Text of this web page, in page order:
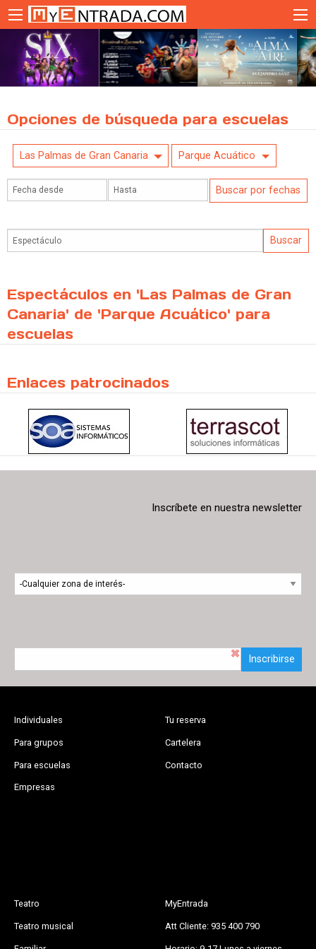
Opciones de búsqueda para escuelas
Las Palmas de Gran Canaria Parque Acuático
Espectáculos en 'Las Palmas de Gran
Canaria' de 'Parque Acuático' para
escuelas
Enlaces patrocinados
Inscríbete en nuestra newsletter
Inscribirse
Individuales
Para grupos
Para escuelas
Empresas
Tu reserva
Cartelera
Contacto
Teatro
Teatro musical
MyEntrada
Att Cliente: 935 400 790